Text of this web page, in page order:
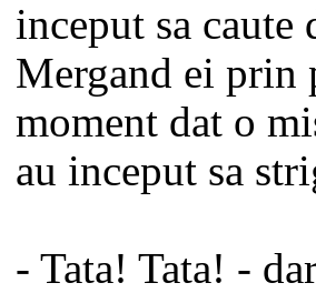
inceput sa caute
Mergand ei prin
moment dat o
au inceput sa
- Tata! Tata! -